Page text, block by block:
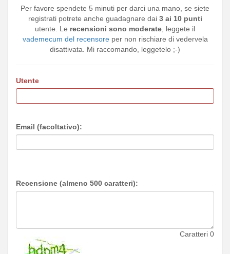
Per favore spendete 5 minuti per darci una mano, se siete
registrati potrete anche guadagnare dai 3 ai 10 punti
utente. Le recensioni sono moderate , leggete il
vademecum del recensoreper non rischiare di vedervela
disattivata. Mi raccomando, leggetelo ;-)
Utente
Email (facoltativo):
Recensione (almeno 500 caratteri):
Caratteri 0